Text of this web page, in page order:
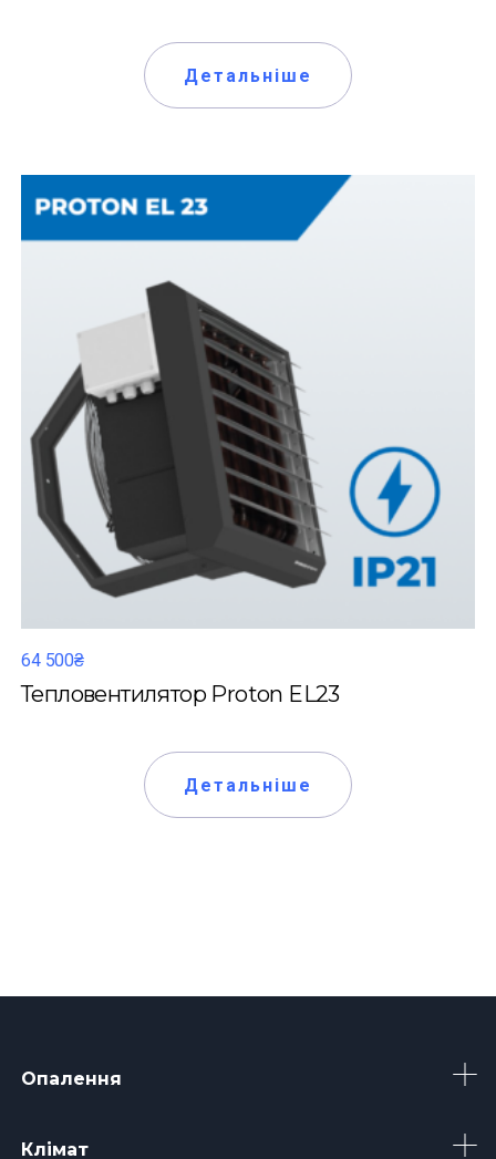
Детальніше
64 500₴
Тепловентилятор Proton EL23
Детальніше
Опалення
Клімат